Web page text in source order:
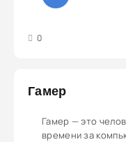
0
Гамер
Гамер — это
времени за